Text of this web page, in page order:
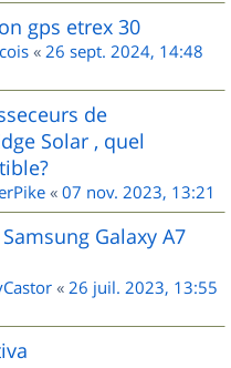
gps etrex 30
« 26 sept. 2024, 14:48
de
Solar , quel
« 07 nov. 2023, 13:21
Galaxy A7
« 26 juil. 2023, 13:55